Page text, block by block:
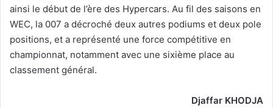
ainsi le début de l’ère des Hypercars. Au fil des saisons en
WEC, la 007 a décroché deux autres podiums et deux pole
positions, et a représenté une force compétitive en
championnat, notamment avec une sixième place au
classement général.
Djaffar KHODJA